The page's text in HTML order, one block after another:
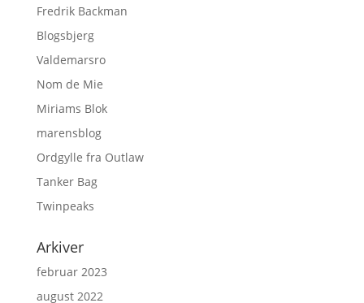
Fredrik Backman
Blogsbjerg
Valdemarsro
Nom de Mie
Miriams Blok
marensblog
Ordgylle fra Outlaw
Tanker Bag
Twinpeaks
Arkiver
februar 2023
august 2022